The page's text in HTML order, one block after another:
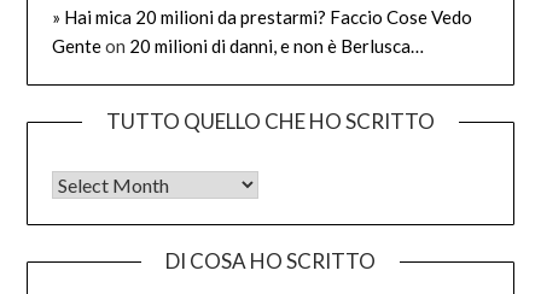
» Hai mica 20 milioni da prestarmi? Faccio Cose Vedo
Genteon 20 milioni di danni, e non è Berlusca…
TUTTO QUELLO CHE HO SCRITTO
Tutto quello che ho scritto
DI COSA HO SCRITTO